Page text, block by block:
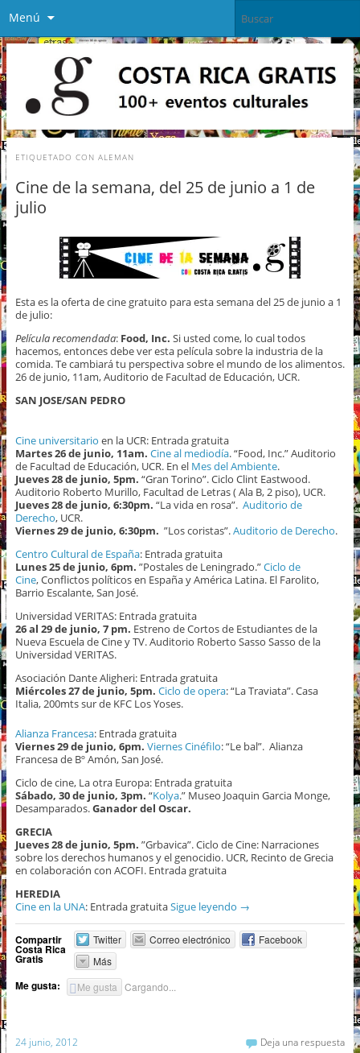
Menú
ETIQUETADO CON ALEMAN
Cine de la semana, del 25 de junio a 1 de
julio
Esta es la oferta de cine gratuito para esta semana del 25 de junio a 1
de julio:
Película recomendada: Food, Inc. Si usted come, lo cual todos
hacemos, entonces debe ver esta película sobre la industria de la
comida. Te cambiará tu perspectiva sobre el mundo de los alimentos.
26 de junio, 11am, Auditorio de Facultad de Educación, UCR.
SAN JOSE/SAN PEDRO
Cine universitario en la UCR: Entrada gratuita
Martes 26 de junio, 11am. Cine al mediodía. “Food, Inc.” Auditorio
de Facultad de Educación, UCR. En el Mes del Ambiente.
Jueves 28 de junio, 5pm. “Gran Torino”. Ciclo Clint Eastwood.
Auditorio Roberto Murillo, Facultad de Letras ( Ala B, 2 piso), UCR.
Jueves 28 de junio, 6:30pm. “La vida en rosa”. Auditorio de
Derecho, UCR.
Viernes 29 de junio, 6:30pm. ”Los coristas”.Auditorio de Derecho.
Centro Cultural de España: Entrada gratuita
Lunes 25 de junio, 6pm. ”Postales de Leningrado.”Ciclo de
Cine, Conflictos políticos en España y América Latina. El Farolito,
Barrio Escalante, San José.
Universidad VERITAS: Entrada gratuita
26 al 29 de junio, 7 pm. Estreno de Cortos de Estudiantes de la
Nueva Escuela de Cine y TV. Auditorio Roberto Sasso Sasso de la
Universidad VERITAS.
Asociación Dante Aligheri: Entrada gratuita
Miércoles 27 de junio, 5pm. Ciclo de opera: “La Traviata”. Casa
Italia, 200mts sur de KFC Los Yoses.
Alianza Francesa: Entrada gratuita
Viernes 29 de junio, 6pm. Viernes Cinéfilo: “Le bal”. Alianza
Francesa de Bº Amón, San José.
Ciclo de cine, La otra Europa: Entrada gratuita
Sábado, 30 de junio, 3pm. “Kolya.” Museo Joaquin Garcia Monge,
Desamparados.Ganador del Oscar.
GRECIA
Jueves 28 de junio, 5pm. ”Grbavica”. Ciclo de Cine: Narraciones
sobre los derechos humanos y el genocidio. UCR, Recinto de Grecia
en colaboración con ACOFI. Entrada gratuita
HEREDIA
Cine en la UNA: Entrada gratuitaSigue leyendo →
Compartir
Costa Rica
Gratis
Twitter Correo electrónico
Facebook
Más
Me gusta: Me gusta Cargando...
24 junio, 2012 Deja una respuesta